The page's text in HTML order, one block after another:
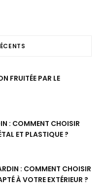
FRUITÉE PAR LE
: COMMENT CHOISIR
ET PLASTIQUE ?
: COMMENT CHOISIR
À VOTRE EXTÉRIEUR ?